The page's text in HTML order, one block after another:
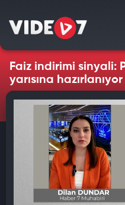
Faiz indirimi sinyali:
yarısına hazırlanıyor